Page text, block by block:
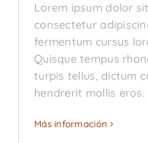
Lorem ipsum dolor
consectetur
fermentum cursus
Quisque tempus
turpis tellus, dictum
hendrerit mollis eros.
Más información